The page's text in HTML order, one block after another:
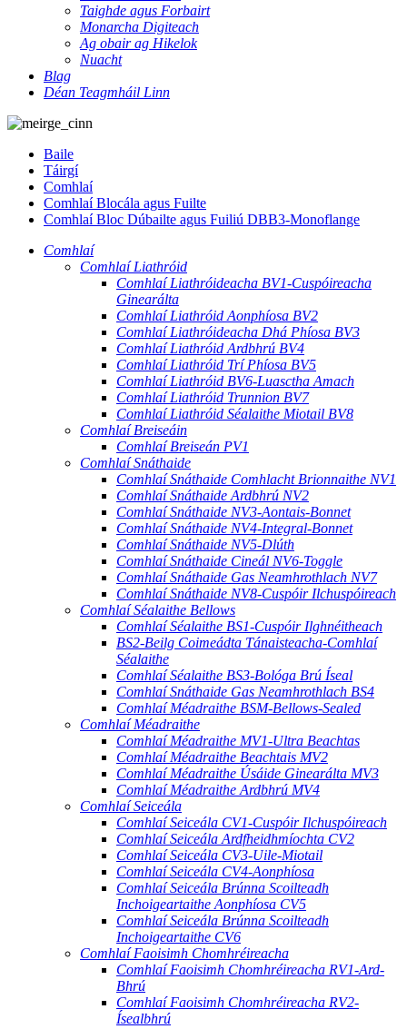
Taighde agus Forbairt
Monarcha Digiteach
Ag obair ag Hikelok
Nuacht
Blag
Déan Teagmháil Linn
Baile
Táirgí
Comhlaí
Comhlaí Blocála agus Fuilte
Comhlaí Bloc Dúbailte agus Fuiliú DBB3-Monoflange
Comhlaí
Comhlaí Liathróid
Comhlaí Liathróideacha BV1-Cuspóireacha
Ginearálta
Comhlaí Liathróid Aonphíosa BV2
Comhlaí Liathróideacha Dhá Phíosa BV3
Comhlaí Liathróid Ardbhrú BV4
Comhlaí Liathróid Trí Phíosa BV5
Comhlaí Liathróid BV6-Luasctha Amach
Comhlaí Liathróid Trunnion BV7
Comhlaí Liathróid Séalaithe Miotail BV8
Comhlaí Breiseáin
Comhlaí Breiseán PV1
Comhlaí Snáthaide
Comhlaí Snáthaide Comhlacht Brionnaithe NV1
Comhlaí Snáthaide Ardbhrú NV2
Comhlaí Snáthaide NV3-Aontais-Bonnet
Comhlaí Snáthaide NV4-Integral-Bonnet
Comhlaí Snáthaide NV5-Dlúth
Comhlaí Snáthaide Cineál NV6-Toggle
Comhlaí Snáthaide Gas Neamhrothlach NV7
Comhlaí Snáthaide NV8-Cuspóir Ilchuspóireach
Comhlaí Séalaithe Bellows
Comhlaí Séalaithe BS1-Cuspóir Ilghnéitheach
BS2-Beilg Coimeádta Tánaisteacha-Comhlaí
Séalaithe
Comhlaí Séalaithe BS3-Bológa Brú Íseal
Comhlaí Snáthaide Gas Neamhrothlach BS4
Comhlaí Méadraithe BSM-Bellows-Sealed
Comhlaí Méadraithe
Comhlaí Méadraithe MV1-Ultra Beachtas
Comhlaí Méadraithe Beachtais MV2
Comhlaí Méadraithe Úsáide Ginearálta MV3
Comhlaí Méadraithe Ardbhrú MV4
Comhlaí Seiceála
Comhlaí Seiceála CV1-Cuspóir Ilchuspóireach
Comhlaí Seiceála Ardfheidhmíochta CV2
Comhlaí Seiceála CV3-Uile-Miotail
Comhlaí Seiceála CV4-Aonphíosa
Comhlaí Seiceála Brúnna Scoilteadh
Inchoigeartaithe Aonphíosa CV5
Comhlaí Seiceála Brúnna Scoilteadh
Inchoigeartaithe CV6
Comhlaí Faoisimh Chomhréireacha
Comhlaí Faoisimh Chomhréireacha RV1-Ard-
Bhrú
Comhlaí Faoisimh Chomhréireacha RV2-
Ísealbhrú